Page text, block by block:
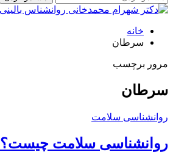
خانه
سرطان
مرور برچسب
سرطان
روانشناسی سلامت
روانشناسی سلامت چیست؟